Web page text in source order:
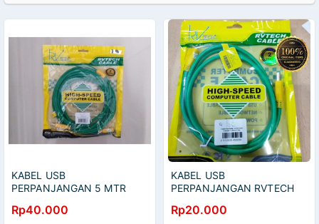
KABEL USB
PERPANJANGAN 5 MTR
Rp40.000
KABEL USB
PERPANJANGAN RVTECH
Rp20.000